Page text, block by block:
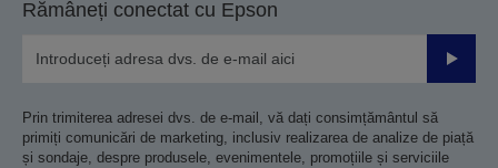
Rămâneți conectat cu Epson
Prin trimiterea adresei dvs. de e-mail, vă dați consimțământul să
primiți comunicări de marketing, inclusiv realizarea de analize de piață
și sondaje, despre produsele, evenimentele, promoțiile și serviciile